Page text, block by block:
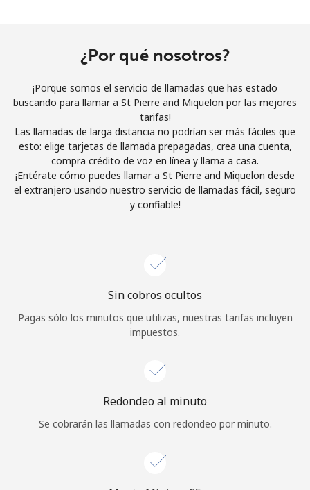
Únete
¡Hola!
Inicia sesión o REGÍSTRATE →
¿Olvidaste tu contraseña? →
Iniciar Sesión
o
Continuar con
¿Por qué nosotros?
¡Porque somos el servicio de llamadas que has estado
buscando para llamar a St Pierre and Miquelon por las mejores
tarifas!
Las llamadas de larga distancia no podrían ser más fáciles que
esto: elige tarjetas de llamada prepagadas, crea una cuenta,
compra crédito de voz en línea y llama a casa.
¡Entérate cómo puedes llamar a St Pierre and Miquelon desde
el extranjero usando nuestro servicio de llamadas fácil, seguro
y confiable!
Sin cobros ocultos
Pagas sólo los minutos que utilizas, nuestras tarifas incluyen
impuestos.
Redondeo al minuto
Se cobrarán las llamadas con redondeo por minuto.